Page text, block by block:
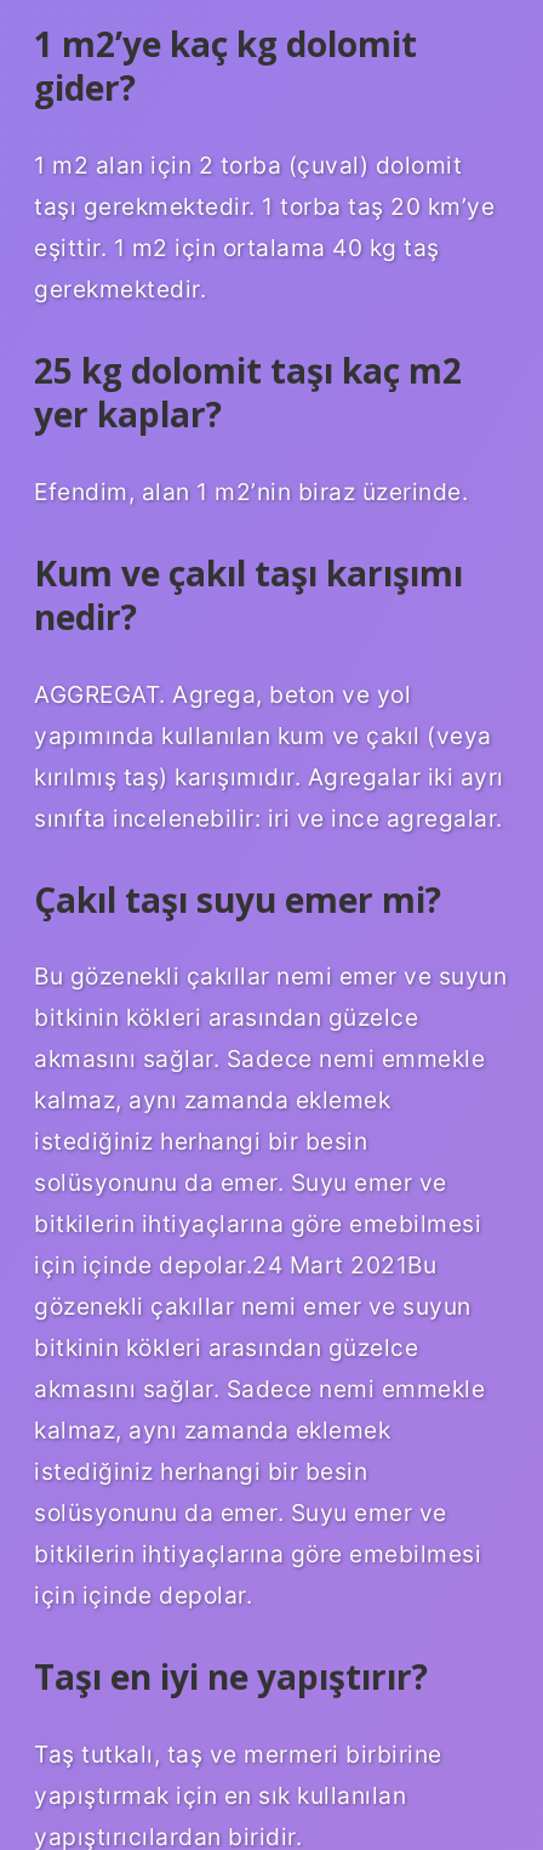
1 m2’ye kaç kg dolomit
gider?
1 m2 alan için 2 torba (çuval) dolomit
taşı gerekmektedir. 1 torba taş 20 km’ye
eşittir. 1 m2 için ortalama 40 kg taş
gerekmektedir.
25 kg dolomit taşı kaç m2
yer kaplar?
Efendim, alan 1 m2’nin biraz üzerinde.
Kum ve çakıl taşı karışımı
nedir?
AGGREGAT. Agrega, beton ve yol
yapımında kullanılan kum ve çakıl (veya
kırılmış taş) karışımıdır. Agregalar iki ayrı
sınıfta incelenebilir: iri ve ince agregalar.
Çakıl taşı suyu emer mi?
Bu gözenekli çakıllar nemi emer ve suyun
bitkinin kökleri arasından güzelce
akmasını sağlar. Sadece nemi emmekle
kalmaz, aynı zamanda eklemek
istediğiniz herhangi bir besin
solüsyonunu da emer. Suyu emer ve
bitkilerin ihtiyaçlarına göre emebilmesi
için içinde depolar.24 Mart 2021Bu
gözenekli çakıllar nemi emer ve suyun
bitkinin kökleri arasından güzelce
akmasını sağlar. Sadece nemi emmekle
kalmaz, aynı zamanda eklemek
istediğiniz herhangi bir besin
solüsyonunu da emer. Suyu emer ve
bitkilerin ihtiyaçlarına göre emebilmesi
için içinde depolar.
Taşı en iyi ne yapıştırır?
Taş tutkalı, taş ve mermeri birbirine
yapıştırmak için en sık kullanılan
yapıştırıcılardan biridir.